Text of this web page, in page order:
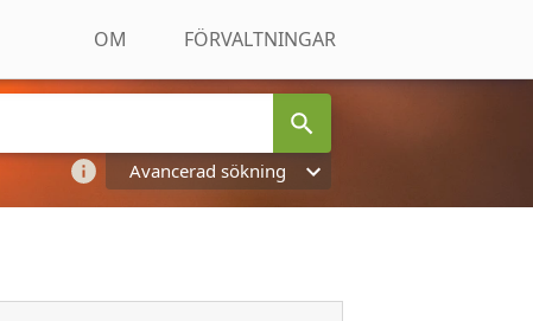
OM FÖRVALTNINGAR
Avancerad sökning